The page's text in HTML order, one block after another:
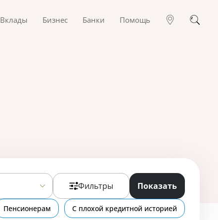
Вклады Бизнес Банки Помощь
Фильтры Показать
Пенсионерам С плохой кредитной историей